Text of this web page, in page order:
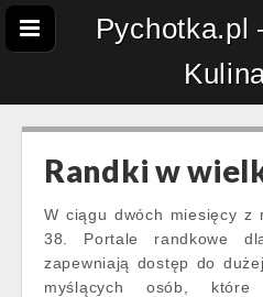
Pychotka.pl
Randki w
W ciągu dwóch miesięcy z
38. Portale randkowe
zapewniają dostęp do
myślących osób, które